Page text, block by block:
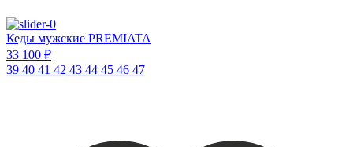
Кеды мужские PREMIATA
33 100 ₽
39 40 41 42 43 44 45 46 47